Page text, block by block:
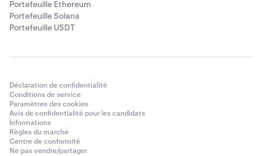
Portefeuille Ethereum
Portefeuille Solana
Portefeuille USDT
Déclaration de confidentialité
Conditions de service
Paramètres des cookies
Avis de confidentialité pour les candidats
Informations
Règles du marché
Centre de conformité
Ne pas vendre/partager